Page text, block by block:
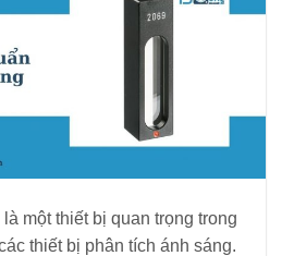
một thiết bị quan trọng trong
thiết bị phân tích ánh sáng.